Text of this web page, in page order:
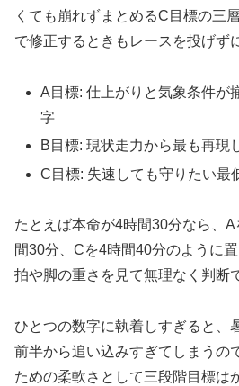
くても崩れずまとめるC目標の三
で修正するときもレースを投げず
A目標: 仕上がりと気象条件が
字
B目標: 現状走力から最も再現
C目標: 失速しても守りたい最
たとえば本命が4時間30分なら、
間30分、Cを4時間40分のように
拍や脚の重さを見て無理なく判断
ひとつの数字に執着しすぎると、
前半から追い込みすぎてしまうの
ための柔軟さとして三段階目標は